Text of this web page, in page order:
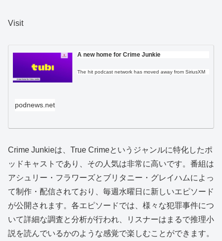
Visit
A new home for Crime Junkie
The hit podcast network has moved away from SiriusXM
podnews.net
Crime Junkieは、True Crimeというジャンルに特化したポ
ッドキャストであり、その人気は非常に高いです。番組は
アシュリー・フラワーズとブリタニー・グレイハムによっ
て制作・配信されており、毎週水曜日に新しいエピソード
が公開されます。各エピソードでは、様々な犯罪事件につ
いて詳細な調査と分析が行われ、リスナーはまるで推理小
説を読んでいるかのような感覚で楽しむことができます。